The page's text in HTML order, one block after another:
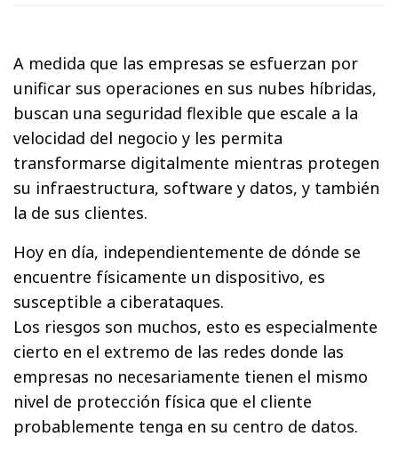
A medida que las empresas se esfuerzan por
unificar sus operaciones en sus nubes híbridas,
buscan una seguridad flexible que escale a la
velocidad del negocio y les permita
transformarse digitalmente mientras protegen
su infraestructura, software y datos, y también
la de sus clientes.
Hoy en día, independientemente de dónde se
encuentre físicamente un dispositivo, es
susceptible a ciberataques.
Los riesgos son muchos, esto es especialmente
cierto en el extremo de las redes donde las
empresas no necesariamente tienen el mismo
nivel de protección física que el cliente
probablemente tenga en su centro de datos.